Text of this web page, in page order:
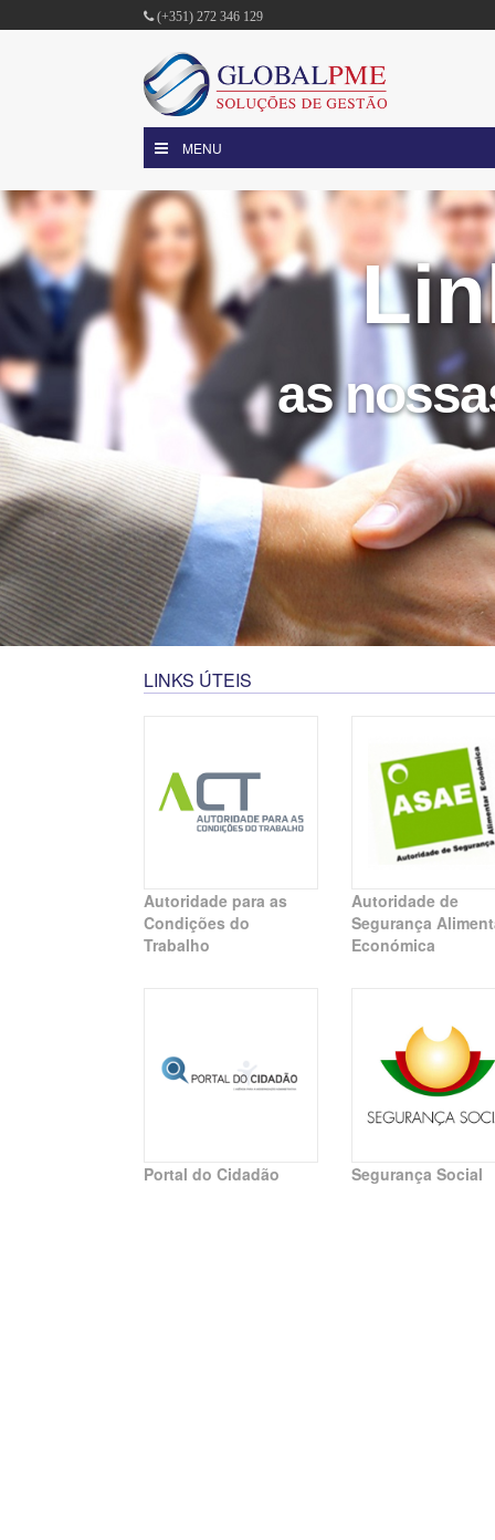
(+351) 272 346 129
MENU
as
LINKS ÚTEIS
Autoridade para as
Condições do
Trabalho
Autoridade de
Segurança
Económica
Portal do Cidadão Segurança Social